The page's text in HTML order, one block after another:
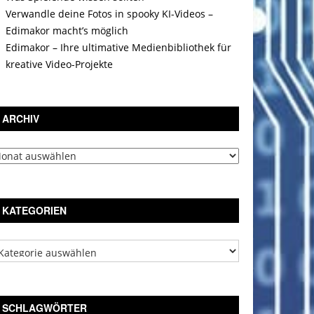
Verwandle deine Fotos in spooky KI-Videos –
Edimakor macht’s möglich
Edimakor – Ihre ultimative Medienbibliothek für
kreative Video-Projekte
ARCHIV
KATEGORIEN
SCHLAGWÖRTER